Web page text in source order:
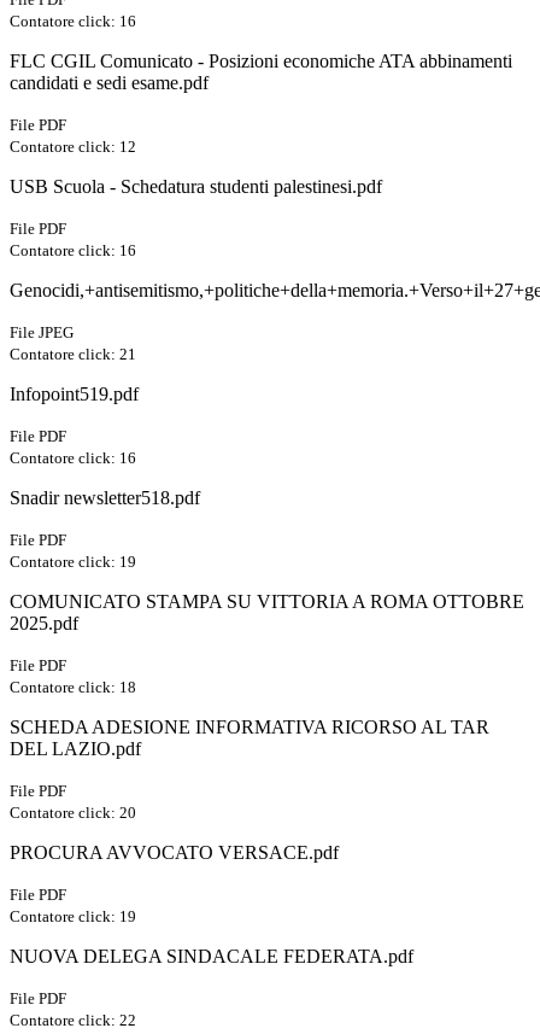
Contatore click: 16
FLC CGIL Comunicato - Posizioni economiche ATA abbinamenti
candidati e sedi esame.pdf
File PDF
Contatore click: 12
USB Scuola - Schedatura studenti palestinesi.pdf
File PDF
Contatore click: 16
File JPEG
Contatore click: 21
Infopoint519.pdf
File PDF
Contatore click: 16
Snadir newsletter518.pdf
File PDF
Contatore click: 19
COMUNICATO STAMPA SU VITTORIA A ROMA OTTOBRE
2025.pdf
File PDF
Contatore click: 18
SCHEDA ADESIONE INFORMATIVA RICORSO AL TAR
DEL LAZIO.pdf
File PDF
Contatore click: 20
PROCURA AVVOCATO VERSACE.pdf
File PDF
Contatore click: 19
NUOVA DELEGA SINDACALE FEDERATA.pdf
File PDF
Contatore click: 22